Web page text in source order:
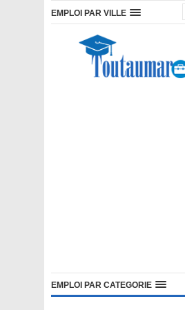
EMPLOI PAR VILLE
EMPLOI PAR CATEGORIE